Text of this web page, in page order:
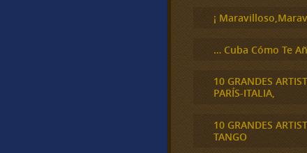
¡
… Cuba Cómo Te
10 GRANDES
PARÍS-ITALIA,
10 GRANDES
TANGO